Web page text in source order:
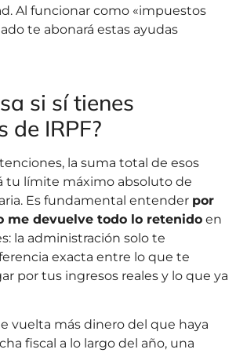
Al funcionar como «impuestos
te abonará estas ayudas
si sí tienes
de IRPF?
la suma total de esos
tu límite máximo absoluto de
Es fundamental entender por
me devuelve todo lo retenido en
la administración solo te
exacta entre lo que te
por tus ingresos reales y lo que ya
vuelta más dinero del que haya
fiscal a lo largo del año, una